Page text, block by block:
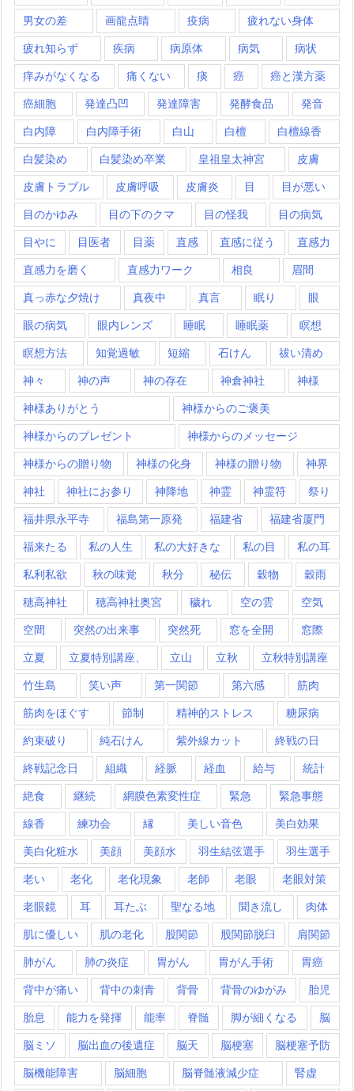
男女の差 画龍点睛 疫病 疲れない身体
疲れ知らず 疾病 病原体 病気 病状
痒みがなくなる 痛くない 痰 癌 癌と漢方薬
癌細胞 発達凸凹 発達障害 発酵食品 発音
白内障 白内障手術 白山 白檀 白檀線香
白髪染め 白髪染め卒業 皇祖皇太神宮 皮膚
皮膚トラブル 皮膚呼吸 皮膚炎 目 目が悪い
目のかゆみ 目の下のクマ 目の怪我 目の病気
目やに 目医者 目薬 直感 直感に従う 直感力
直感力を磨く 直感力ワーク 相良 眉間
真っ赤な夕焼け 真夜中 真言 眠り 眼
眼の病気 眼内レンズ 睡眠 睡眠薬 瞑想
瞑想方法 知覚過敏 短縮 石けん 祓い清め
神々 神の声 神の存在 神倉神社 神様
神様ありがとう 神様からのご褒美
神様からのプレゼント 神様からのメッセージ
神様からの贈り物 神様の化身 神様の贈り物 神界
神社 神社にお参り 神降地 神霊 神霊符 祭り
福井県永平寺 福島第一原発 福建省 福建省厦門
福来たる 私の人生 私の大好きな 私の目 私の耳
私利私欲 秋の味覚 秋分 秘伝 穀物 穀雨
穂高神社 穂高神社奥宮 穢れ 空の雲 空気
空間 突然の出来事 突然死 窓を全開 窓際
立夏 立夏特別講座、 立山 立秋 立秋特別講座
竹生島 笑い声 第一関節 第六感 筋肉
筋肉をほぐす 節制 精神的ストレス 糖尿病
約束破り 純石けん 紫外線カット 終戦の日
終戦記念日 組織 経脈 経血 給与 統計
絶食 継続 網膜色素変性症 緊急 緊急事態
線香 練功会 縁 美しい音色 美白効果
美白化粧水 美顔 美顔水 羽生結弦選手 羽生選手
老い 老化 老化現象 老師 老眼 老眼対策
老眼鏡 耳 耳たぶ 聖なる地 聞き流し 肉体
肌に優しい 肌の老化 股関節 股関節脱臼 肩関節
肺がん 肺の炎症 胃がん 胃がん手術 胃癌
背中が痛い 背中の刺青 背骨 背骨のゆがみ 胎児
胎息 能力を発揮 能率 脊髄 脚が細くなる 脳
脳ミソ 脳出血の後遺症 脳天 脳梗塞 脳梗塞予防
脳機能障害 脳細胞 脳脊髄液減少症 腎虚